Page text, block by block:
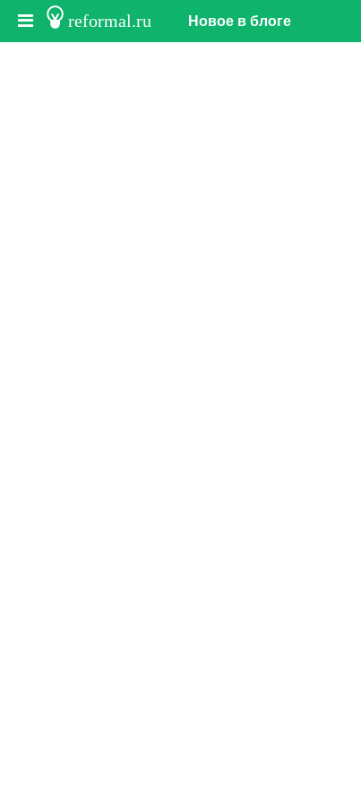
reformal.ru Новое в блоге